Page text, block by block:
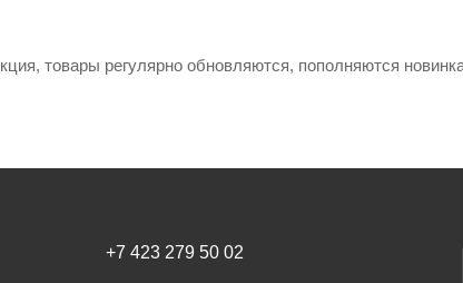
товары регулярно обновляются, пополняются
+7 423 279 50 02